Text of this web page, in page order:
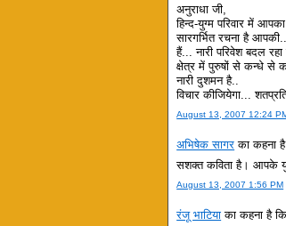
अनुराधा जी,
हिन्द-युग्म परिवार में आपका
सारगर्भित रचना है
हैं... नारी परिवेश बदल
क्षेत्र में पुरुषों से कन्धे से
नारी दुशमन है..
विचार कीजियेगा...
August 13, 2007 12:24
अभिषेक सागर का कहना
सशक्त कविता है। आपके
August 13, 2007 1:56 PM
रंजू भाटिया का कहना है